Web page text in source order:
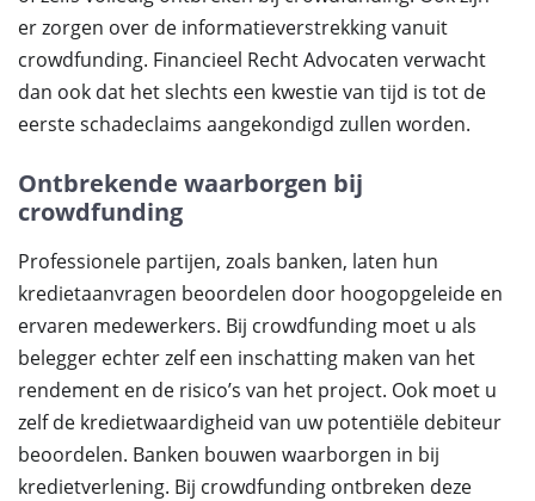
er zorgen over de informatieverstrekking vanuit
crowdfunding. Financieel Recht Advocaten verwacht
dan ook dat het slechts een kwestie van tijd is tot de
eerste schadeclaims aangekondigd zullen worden.
Ontbrekende waarborgen bij
crowdfunding
Professionele partijen, zoals banken, laten hun
kredietaanvragen beoordelen door hoogopgeleide en
ervaren medewerkers. Bij crowdfunding moet u als
belegger echter zelf een inschatting maken van het
rendement en de risico’s van het project. Ook moet u
zelf de kredietwaardigheid van uw potentiële debiteur
beoordelen. Banken bouwen waarborgen in bij
kredietverlening. Bij crowdfunding ontbreken deze